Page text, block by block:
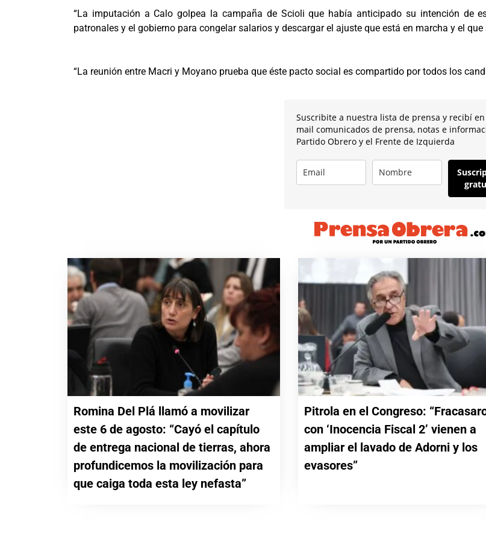
“La imputación a Calo golpea la campaña de Scioli que había anticipado su intención de
patronales y el gobierno para congelar salarios y descargar el ajuste que está en marcha y el
“La reunión entre Macri y Moyano prueba que éste pacto social es compartido por todos los
Suscribite a nuestra lista de prensa y recibí
mail comunicados de prensa, notas e
Partido Obrero y el Frente de Izquierda
Romina Del Plá llamó a movilizar
este 6 de agosto: “Cayó el capítulo
de entrega nacional de tierras, ahora
profundicemos la movilización para
que caiga toda esta ley nefasta”
Pitrola en el Congreso:
con ‘Inocencia Fiscal 2’ vienen a
ampliar el lavado de Adorni y los
evasores”